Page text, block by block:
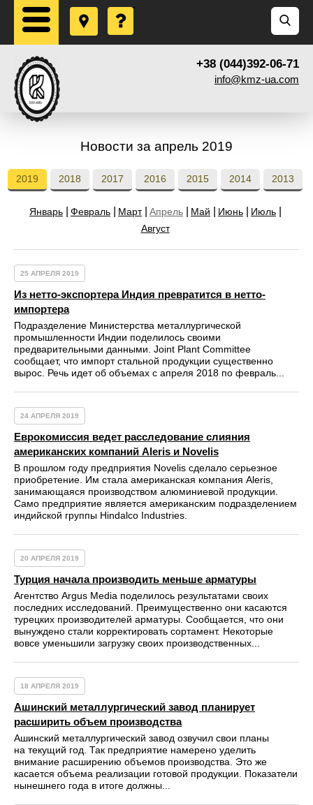
+38 (044)392-06-71
info@kmz-ua.com
Новости за апрель 2019
2019 2018 2017 2016 2015 2014 2013
Январь Февраль Март Апрель Май Июнь
Июль
Август
25 АПРЕЛЯ 2019
Из нетто-экспортера Индия превратится в нетто-
импортера
Подразделение Министерства металлургической
промышленности Индии поделилось своими
предварительными данными. Joint Plant Committee
сообщает, что импорт стальной продукции существенно
вырос. Речь идет об объемах с апреля 2018 по февраль...
24 АПРЕЛЯ 2019
Еврокомиссия ведет расследование слияния
американских компаний Aleris и Novelis
В прошлом году предприятия Novelis сделало серьезное
приобретение. Им стала американская компания Aleris,
занимающаяся производством алюминиевой продукции.
Само предприятие является американским подразделением
индийской группы Hindalco Industries.
20 АПРЕЛЯ 2019
Турция начала производить меньше арматуры
Агентство Argus Media поделилось результатами своих
последних исследований. Преимущественно они касаются
турецких производителей арматуры. Сообщается, что они
вынуждено стали корректировать сортамент. Некоторые
вовсе уменьшили загрузку своих производственных...
18 АПРЕЛЯ 2019
Ашинский металлургический завод планирует
расширить объем производства
Ашинский металлургический завод озвучил свои планы
на текущий год. Так предприятие намерено уделить
внимание расширению объемов производства. Это же
касается объема реализации готовой продукции. Показатели
нынешнего года в итоге должны...